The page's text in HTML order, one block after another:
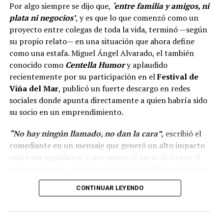
Por algo siempre se dijo que, ‘entre familia y amigos, ni
plata ni negocios’, y es que lo que comenzó como un
proyecto entre colegas de toda la vida, terminó —según
su propio relato— en una situación que ahora define
como una estafa. Miguel Ángel Alvarado, el también
conocido como Centella Humory aplaudido
recientemente por su participación en elFestival de
Viña del Mar, publicó un fuerte descargo en redes
sociales donde apunta directamente a quien habría sido
su socio en un emprendimiento.
“No hay ningún llamado, no dan la cara”, escribió el
comediante en un mensaje que generó un alto impacto
entre sus seguidores, y que marca el inicio de lo que él
en el tiempo.
“Hola a todos, ya ha
CONTINUAR LEYENDO